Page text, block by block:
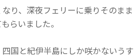
り、深夜フェリーに乗りそのまま
らいました。
国と紀伊半島にしか咲かないうす